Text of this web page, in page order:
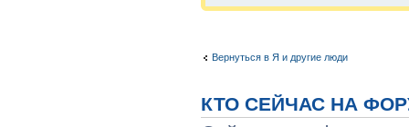
Вернуться в Я и другие люди
КТО СЕЙЧАС НА